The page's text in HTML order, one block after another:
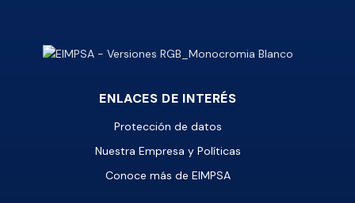
ENLACES DE INTERÉS
Protección de datos
Nuestra Empresa y Políticas
Conoce más de EIMPSA